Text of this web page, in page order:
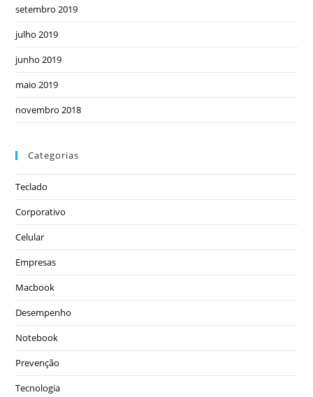
setembro 2019
julho 2019
junho 2019
maio 2019
novembro 2018
Categorias
Teclado
Corporativo
Celular
Empresas
Macbook
Desempenho
Notebook
Prevenção
Tecnologia